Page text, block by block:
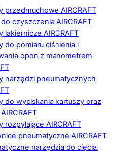
przedmuchowe AIRCRAFT
czyszczenia AIRCRAFT
lakiernicze AIRCRAFT
do pomiaru ciśnienia i
opon z manometrem
narzędzi pneumatycznych
do wyciskania kartuszy oraz
rozpylające AIRCRAFT
pneumatyczne AIRCRAFT
narzędzia do cięcia,